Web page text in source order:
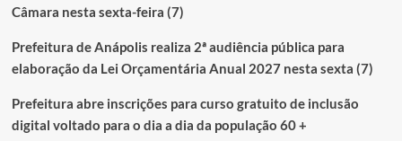
Câmara nesta sexta-feira (7)
Prefeitura de Anápolis realiza 2ª audiência pública para
elaboração da Lei Orçamentária Anual 2027 nesta sexta (7)
Prefeitura abre inscrições para curso gratuito de inclusão
digital voltado para o dia a dia da população 60 +